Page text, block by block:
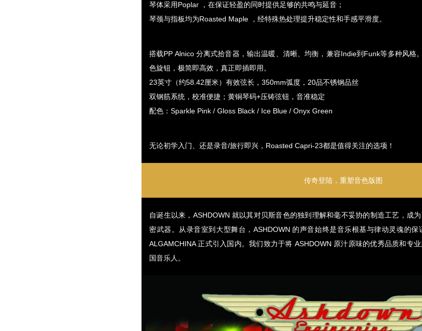
琴体采用Poplar ，在保证轻盈的同时提供足够的共鸣与延音；
琴颈与指板均为Roasted Maple ，经特殊热处理提升稳定性和手感平滑度。
搭载PP Alnico 分离式拾音器，输出温暖、清晰、均衡，兼容Indie到Funk等多种风格
色旋钮，极简即高效，真正即插即用。
23英寸（约58.42厘米）有效弦长，350mm弧度，20品不锈钢品丝
双钢筋系统，校准便捷；黄铜琴码+压铸弦钮，音准稳定
配色：Sparkle Pink / Gloss Black / Ice Blue / Onyx Green
无论初学入门、还是录音/旅行即兴，Roasted Capri-23都是值得关注的选项！
传奇登陆，重塑音色版图
自诞生以来，ASHDOWN 就以其对贝斯音色的独到理解和毫不妥协的制造工艺，成
密武器。从录音室到大型舞台，ASHDOWN 的声音始终是音乐根基与律动灵魂的
ALGAMCHINA 正式引入国内。我们致力于将 ASHDOWN 原汁原味的优秀品质和专
国音乐人。